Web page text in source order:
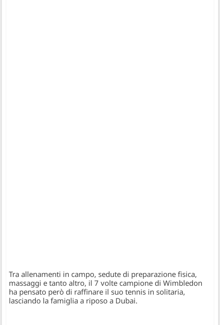
Tra allenamenti in campo, sedute di preparazione fisica,
massaggi e tanto altro, il 7 volte campione di Wimbledon
ha pensato però di raffinare il suo tennis in solitaria,
lasciando la famiglia a riposo a Dubai.